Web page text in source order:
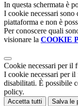
In questa schermata è
I cookie necessari
piattaforma e non è
Per conoscere quali
visionare la COOKIE
Cookie necessari per il
I cookie necessari per il
disabilitati. È possibile
policy.
Accetta tutti Salva le